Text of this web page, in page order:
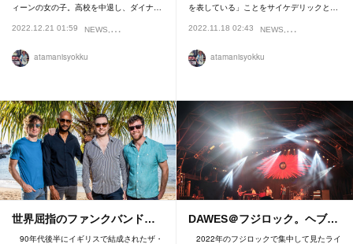
ィーンの女の子。高校を中退し、ダイナ…
2022.12.21 01:59 NEWS REVIEW
atamanisyokku
を表している」ことをサイケデリックと…
2022.11.18 02:43 NEWS REVIEW
atamanisyokku
世界屈指のファンクバンド…
90年代後半にイギリスで結成されたザ・
DAWES＠フジロック。ヘブ…
2022年のフジロックで集中して見たライ